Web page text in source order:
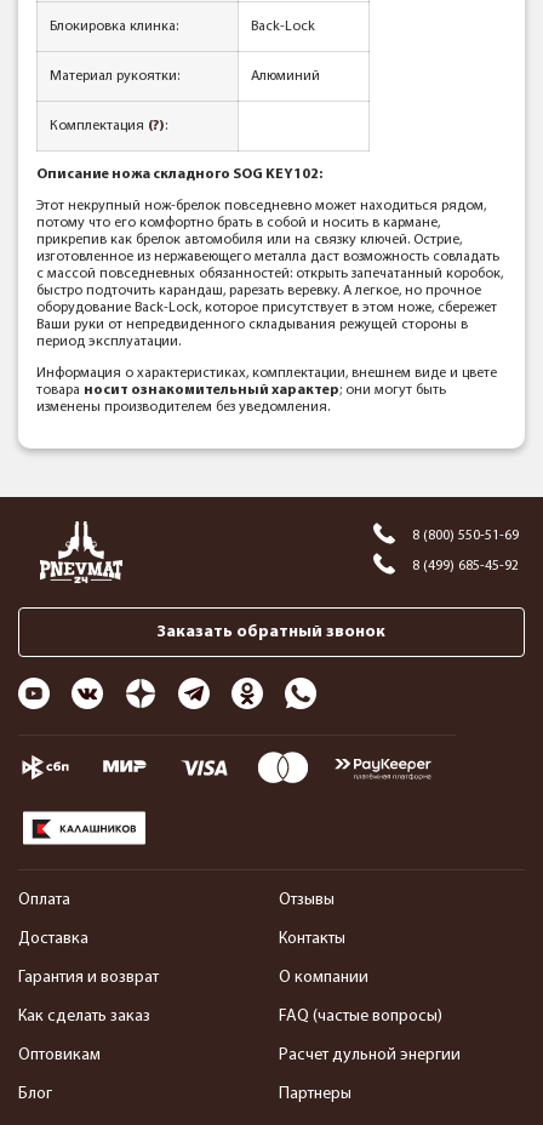
Блокировка клинка: Back-Lock
Материал рукоятки: Алюминий
Комплектация (?):
Описание ножа складного SOG KEY102:
Этот некрупный нож-брелок повседневно может находиться рядом,
потому что его комфортно брать в собой и носить в кармане,
прикрепив как брелок автомобиля или на связку ключей. Острие,
изготовленное из нержавеющего металла даст возможность совладать
с массой повседневных обязанностей: открыть запечатанный коробок,
быстро подточить карандаш, рарезать веревку. А легкое, но прочное
оборудование Back-Lock, которое присутствует в этом ноже, сбережет
Ваши руки от непредвиденного складывания режущей стороны в
период эксплуатации.
Информация о характеристиках, комплектации, внешнем виде и цвете
товара носит ознакомительный характер; они могут быть
изменены производителем без уведомления.
8 (800) 550-51-69
8 (499) 685-45-92
Заказать обратный звонок
Оплата
Доставка
Гарантия и возврат
Как сделать заказ
Оптовикам
Блог
Отзывы
Контакты
О компании
FAQ (частые вопросы)
Расчет дульной энергии
Партнеры